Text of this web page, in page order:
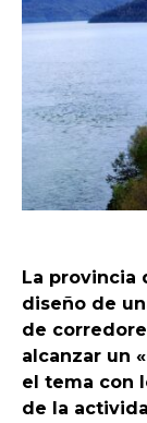
La provincia
diseño de
de
alcanzar un
el tema con
de la